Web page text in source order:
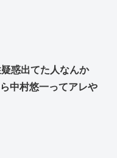
惑出てた人なんか
中村悠一ってアレや